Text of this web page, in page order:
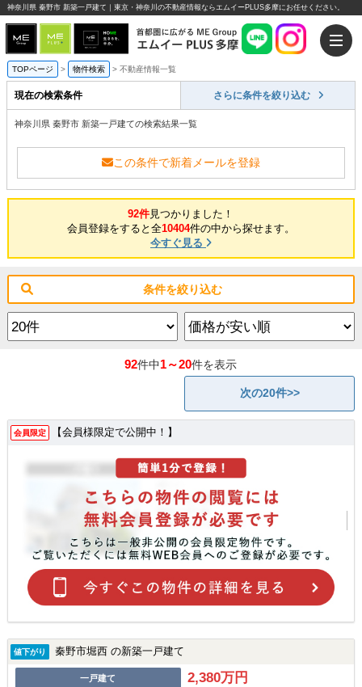
神奈川県 秦野市 新築一戸建て｜東京・神奈川の不動産情報ならエムイーPLUS多摩にお任せください。
TOPページ > 物件検索 > 不動産情報一覧
現在の検索条件 さらに条件を絞り込む
神奈川県 秦野市 新築一戸建ての検索結果一覧
この条件で新着メールを登録
92件見つかりました！
会員登録をすると全10404件の中から探せます。
今すぐ見る
条件を絞り込む
92件中1～20件を表示
次の20件>>
会員限定 【会員様限定で公開中！】
値下がり 秦野市堀西 の新築一戸建て
一戸建て 2,380万円